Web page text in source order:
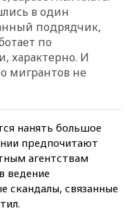
в один
подрядчик,
по
характерно. И
мигрантов не
нанять большое
предпочитают
агентствам
ведение
скандалы, связанные